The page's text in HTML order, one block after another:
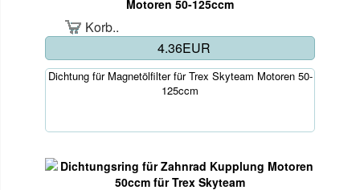
Korb..
4.36EUR
Dichtung für Magnetölfilter für Trex Skyteam Motoren 50-
125ccm